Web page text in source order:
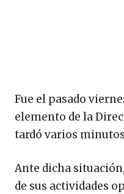
Fue el pasado
elemento de la
tardó varios
Ante dicha
de sus actividades